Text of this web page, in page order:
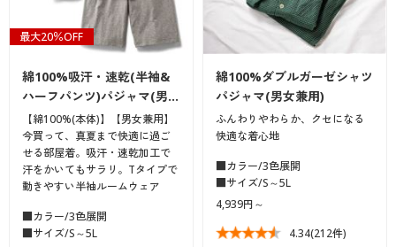
最大20％OFF
綿100%吸汗・速乾(半袖&
ハーフパンツ)パジャマ(男…
【綿100%(本体)】【男女兼用】
今買って、真夏まで快適に過ご
せる部屋着。吸汗・速乾加工で
汗をかいてもサラリ。Tタイプで
動きやすい半袖ルームウェア
■カラー/3色展開
■サイズ/S～5L
綿100%ダブルガーゼシャツ
パジャマ(男女兼用)
ふんわりやわらか、クセになる
快適な着心地
■カラー/3色展開
■サイズ/S～5L
4,939円～
4.34(212件)